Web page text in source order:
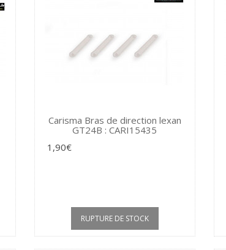
Carisma Bras de direction lexan
GT24B : CARI15435
1,90€
RUPTURE DE STOCK